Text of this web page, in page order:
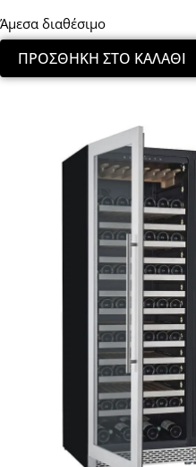
Άμεσα διαθέσιμο
ΠΡΟΣΘΉΚΗ ΣΤΟ ΚΑΛΆΘΙ